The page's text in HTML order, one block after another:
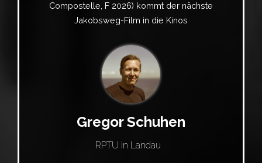
Compostelle, F 2026) kommt der nächste
Jakobsweg-Film in die Kinos
Gregor Schuhen
RPTU in Landau